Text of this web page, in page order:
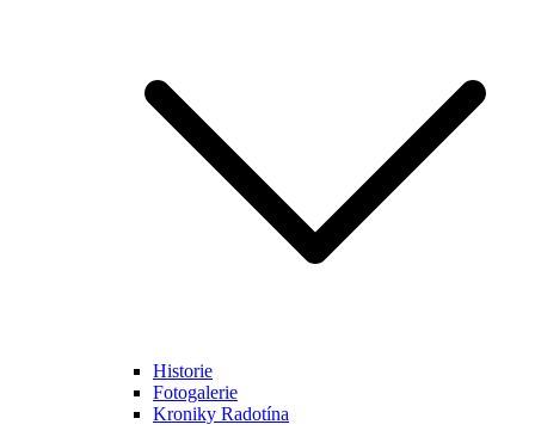
Historie
Fotogalerie
Kroniky Radotína